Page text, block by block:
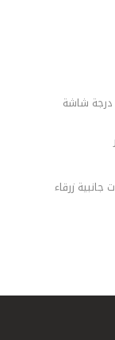
حساسات ركن أمامية (4) وخلفية (4) بزاوية 180 درجة شاشة
زرقاء